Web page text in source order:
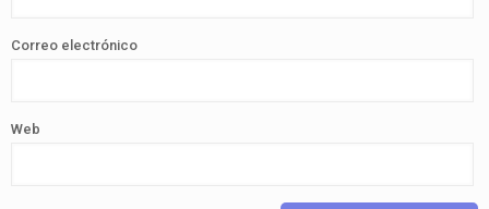
Correo electrónico
Web